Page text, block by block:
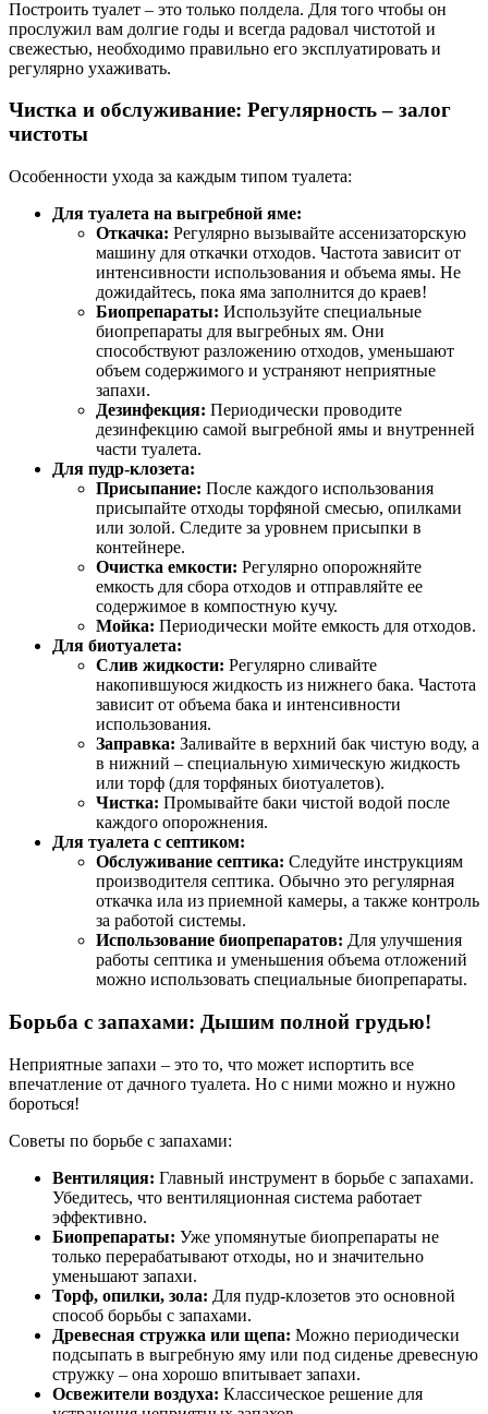
Построить туалет – это только полдела. Для того чтобы он
прослужил вам долгие годы и всегда радовал чистотой и
свежестью, необходимо правильно его эксплуатировать и
регулярно ухаживать.
Чистка и обслуживание: Регулярность – залог
чистоты
Особенности ухода за каждым типом туалета:
Для туалета на выгребной яме:
Откачка: Регулярно вызывайте ассенизаторскую
машину для откачки отходов. Частота зависит от
интенсивности использования и объема ямы. Не
дожидайтесь, пока яма заполнится до краев!
Биопрепараты: Используйте специальные
биопрепараты для выгребных ям. Они
способствуют разложению отходов, уменьшают
объем содержимого и устраняют неприятные
запахи.
Дезинфекция: Периодически проводите
дезинфекцию самой выгребной ямы и внутренней
части туалета.
Для пудр-клозета:
Присыпание: После каждого использования
присыпайте отходы торфяной смесью, опилками
или золой. Следите за уровнем присыпки в
контейнере.
Очистка емкости: Регулярно опорожняйте
емкость для сбора отходов и отправляйте ее
содержимое в компостную кучу.
Мойка: Периодически мойте емкость для отходов.
Для биотуалета:
Слив жидкости: Регулярно сливайте
накопившуюся жидкость из нижнего бака. Частота
зависит от объема бака и интенсивности
использования.
Заправка: Заливайте в верхний бак чистую воду, а
в нижний – специальную химическую жидкость
или торф (для торфяных биотуалетов).
Чистка: Промывайте баки чистой водой после
каждого опорожнения.
Для туалета с септиком:
Обслуживание септика: Следуйте инструкциям
производителя септика. Обычно это регулярная
откачка ила из приемной камеры, а также контроль
за работой системы.
Использование биопрепаратов: Для улучшения
работы септика и уменьшения объема отложений
можно использовать специальные биопрепараты.
Борьба с запахами: Дышим полной грудью!
Неприятные запахи – это то, что может испортить все
впечатление от дачного туалета. Но с ними можно и нужно
бороться!
Советы по борьбе с запахами:
Вентиляция: Главный инструмент в борьбе с запахами.
Убедитесь, что вентиляционная система работает
эффективно.
Биопрепараты: Уже упомянутые биопрепараты не
только перерабатывают отходы, но и значительно
уменьшают запахи.
Торф, опилки, зола: Для пудр-клозетов это основной
способ борьбы с запахами.
Древесная стружка или щепа: Можно периодически
подсыпать в выгребную яму или под сиденье древесную
стружку – она хорошо впитывает запахи.
Освежители воздуха: Классическое решение для